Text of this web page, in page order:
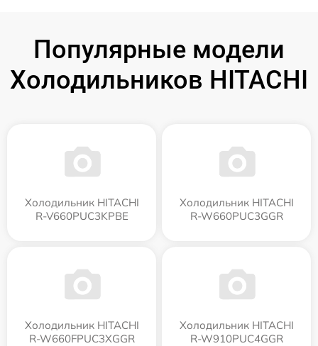
Популярные модели
Холодильников HITACHI
Холодильник HITACHI
R-V660PUC3KPBE
Холодильник HITACHI
R-W660PUC3GGR
Холодильник HITACHI
R-W660FPUC3XGGR
Холодильник HITACHI
R-W910PUC4GGR